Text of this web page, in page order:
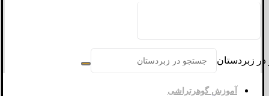
زبردستان
آموزش گوهرتراشی